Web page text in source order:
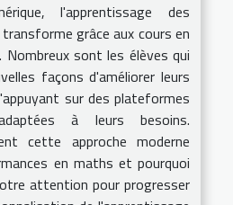
l'apprentissage des
grâce aux cours en
Nombreux sont les élèves qui
façons d'améliorer leurs
sur des plateformes
à leurs besoins.
cette approche moderne
en maths et pourquoi
attention pour progresser